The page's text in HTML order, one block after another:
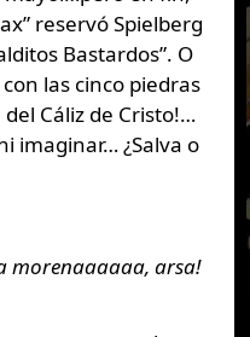
reservó Spielberg
Bastardos”. O
las cinco piedras
Cáliz de Cristo!…
imaginar… ¿Salva o
morenaaaaaa, arsa!